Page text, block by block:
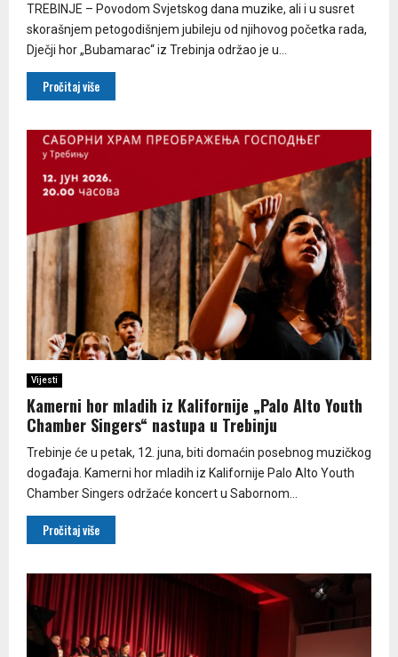
TREBINJE – Povodom Svjetskog dana muzike, ali i u susret
skorašnjem petogodišnjem jubileju od njihovog početka rada,
Dječji hor „Bubamarac“ iz Trebinja održao je u...
Pročitaj više
Vijesti
Kamerni hor mladih iz Kalifornije „Palo Alto Youth
Chamber Singers“ nastupa u Trebinju
Trebinje će u petak, 12. juna, biti domaćin posebnog muzičkog
događaja. Kamer­ni hor mladih iz Kalifornije Palo Alto Youth
Chamber Singers održaće koncert u Sabornom...
Pročitaj više